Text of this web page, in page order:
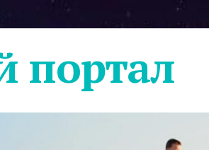
портал